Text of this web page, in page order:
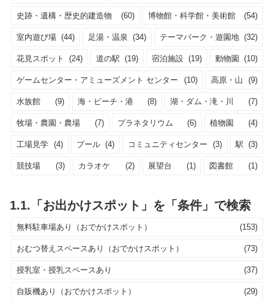
史跡・遺構・歴史的建造物 (60) 博物館・科学館・美術館 (54)
室内遊び場 (44) 足湯・温泉 (34) テーマパーク・遊園地 (32)
花見スポット (24) 道の駅 (19) 宿泊施設 (19) 動物園 (10)
ゲームセンター・アミューズメント センター (10) 高原・山 (9)
水族館 (9) 海・ビーチ・港 (8) 湖・ダム・滝・川 (7)
牧場・農園・農場 (7) プラネタリウム (6) 植物園 (4)
工場見学 (4) プール (4) コミュニティセンター (3) 駅 (3)
競技場 (3) カラオケ (2) 展望台 (1) 図書館 (1)
1.1.「お出かけスポット」を「条件」で検索
無料駐車場あり（おでかけスポット） (153)
おむつ替えスペースあり（おでかけスポット） (73)
授乳室・授乳スペースあり (37)
自販機あり（おでかけスポット） (29)